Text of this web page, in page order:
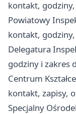
kontakt,
Powiatowy
kontakt, godziny,
Delegatura
godziny i zakres
Centrum
kontakt, zapisy,
Specjalny